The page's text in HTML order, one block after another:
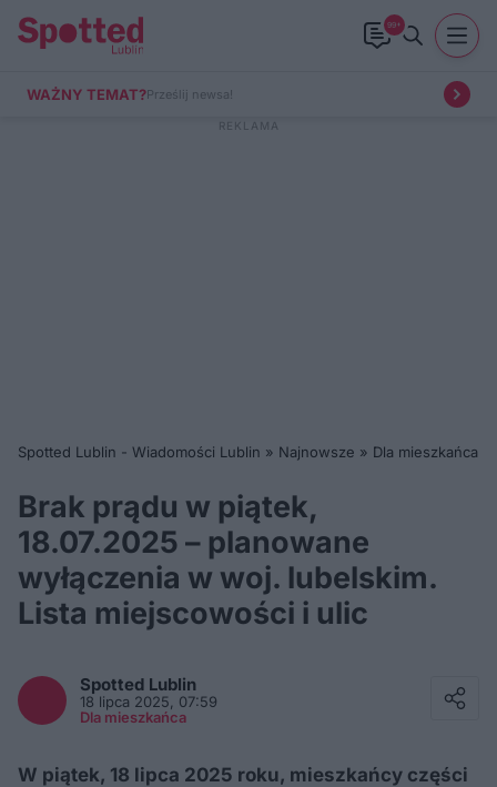
99+
WAŻNY TEMAT?Prześlij newsa!
Spotted Lublin - Wiadomości Lublin » Najnowsze » Dla mieszkańca
Brak prądu w piątek,
18.07.2025 – planowane
wyłączenia w woj. lubelskim.
Lista miejscowości i ulic
Spotted Lublin
18 lipca 2025, 07:59
Dla mieszkańca
W piątek, 18 lipca 2025 roku, mieszkańcy części